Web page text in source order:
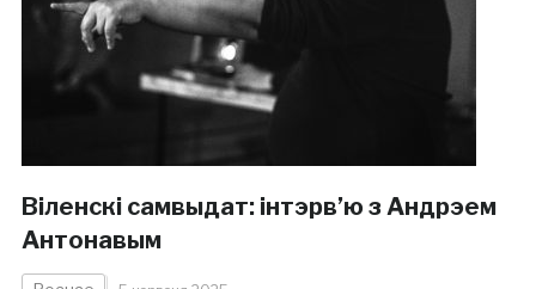
Віленскі самвыдат: інтэрв’ю з Андрэем
Антонавым